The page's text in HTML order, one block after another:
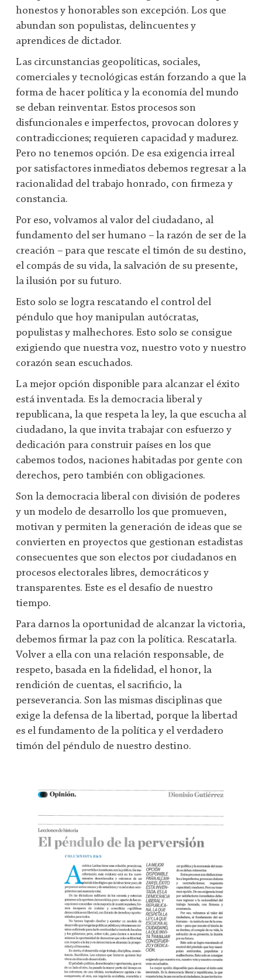
honestos y honorables son excepción. Los que
abundan son populistas, delincuentes y
aprendices de dictador.
Las circunstancias geopolíticas, sociales,
comerciales y tecnológicas están forzando a que la
forma de hacer política y la economía del mundo
se deban reinventar. Estos procesos son
disfuncionales e imperfectos, provocan dolores y
contradicciones; requieren capacidad y madurez.
Pero no tenemos opción. De esa exigencia irreal
por satisfactores inmediatos debemos regresar a la
racionalidad del trabajo honrado, con firmeza y
constancia.
Por eso, volvamos al valor del ciudadano, al
fundamento del ser humano – la razón de ser de la
creación – para que rescate el timón de su destino,
el compás de su vida, la salvación de su presente,
la ilusión por su futuro.
Esto solo se logra rescatando el control del
péndulo que hoy manipulan autócratas,
populistas y malhechores. Esto solo se consigue
exigiendo que nuestra voz, nuestro voto y nuestro
corazón sean escuchados.
La mejor opción disponible para alcanzar el éxito
está inventada. Es la democracia liberal y
republicana, la que respeta la ley, la que escucha al
ciudadano, la que invita trabajar con esfuerzo y
dedicación para construir países en los que
cabemos todos, naciones habitadas por gente con
derechos, pero también con obligaciones.
Son la democracia liberal con división de poderes
y un modelo de desarrollo los que promueven,
motivan y permiten la generación de ideas que se
convierten en proyectos que gestionan estadistas
consecuentes que son electos por ciudadanos en
procesos electorales libres, democráticos y
transparentes. Este es el desafío de nuestro
tiempo.
Para darnos la oportunidad de alcanzar la victoria,
debemos firmar la paz con la política. Rescatarla.
Volver a ella con una relación responsable, de
respeto, basada en la fidelidad, el honor, la
rendición de cuentas, el sacrificio, la
perseverancia. Son las mismas disciplinas que
exige la defensa de la libertad, porque la libertad
es el fundamento de la política y el verdadero
timón del péndulo de nuestro destino.